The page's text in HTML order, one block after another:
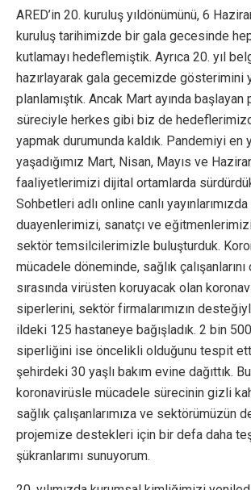
ARED’in 20. kuruluş yıldönümünü, 6
kuruluş tarihimizde bir gala gecesinde
kutlamayı hedeflemiştik. Ayrıca 20. yıl
hazırlayarak gala gecemizde gösterimini
planlamıştık. Ancak Mart ayında başlayan
süreciyle herkes gibi biz de
yapmak durumunda kaldık. Pandemiyi en
yaşadığımız Mart, Nisan, Mayıs ve
faaliyetlerimizi dijital ortamlarda
Sohbetleri adlı online canlı
duayenlerimizi, sanatçı ve
sektör temsilcilerimizle buluşturduk.
mücadele döneminde, sağlık
sırasında virüsten koruyacak olan
siperlerini, sektör firmalarımızın
ildeki 125 hastaneye bağışladık. 2 bin
siperliğini ise öncelikli olduğunu tespit
şehirdeki 30 yaşlı bakım evine dağıttık.
koronavirüsle mücadele sürecinin gizli
sağlık çalışanlarımıza ve sektörümüzün
projemize destekleri için bir defa daha
şükranlarımı sunuyorum.